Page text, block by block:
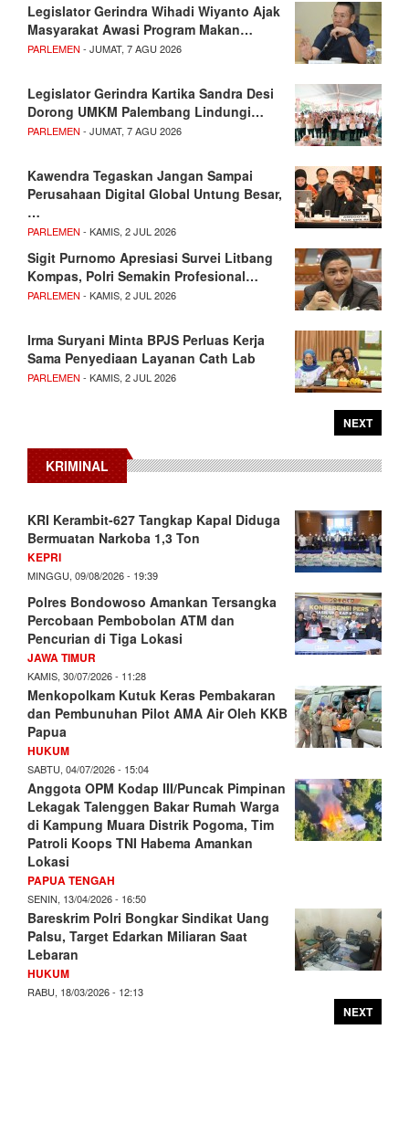
Legislator Gerindra Wihadi Wiyanto Ajak
Masyarakat Awasi Program Makan…
PARLEMEN - JUMAT, 7 AGU 2026
Legislator Gerindra Kartika Sandra Desi
Dorong UMKM Palembang Lindungi…
PARLEMEN - JUMAT, 7 AGU 2026
Kawendra Tegaskan Jangan Sampai
Perusahaan Digital Global Untung Besar,
…
PARLEMEN - KAMIS, 2 JUL 2026
Sigit Purnomo Apresiasi Survei Litbang
Kompas, Polri Semakin Profesional…
PARLEMEN - KAMIS, 2 JUL 2026
Irma Suryani Minta BPJS Perluas Kerja
Sama Penyediaan Layanan Cath Lab
PARLEMEN - KAMIS, 2 JUL 2026
NEXT
KRIMINAL
KRI Kerambit-627 Tangkap Kapal Diduga
Bermuatan Narkoba 1,3 Ton
KEPRI
MINGGU, 09/08/2026 - 19:39
Polres Bondowoso Amankan Tersangka
Percobaan Pembobolan ATM dan
Pencurian di Tiga Lokasi
JAWA TIMUR
KAMIS, 30/07/2026 - 11:28
Menkopolkam Kutuk Keras Pembakaran
dan Pembunuhan Pilot AMA Air Oleh KKB
Papua
HUKUM
SABTU, 04/07/2026 - 15:04
Anggota OPM Kodap III/Puncak Pimpinan
Lekagak Talenggen Bakar Rumah Warga
di Kampung Muara Distrik Pogoma, Tim
Patroli Koops TNI Habema Amankan
Lokasi
PAPUA TENGAH
SENIN, 13/04/2026 - 16:50
Bareskrim Polri Bongkar Sindikat Uang
Palsu, Target Edarkan Miliaran Saat
Lebaran
HUKUM
RABU, 18/03/2026 - 12:13
NEXT